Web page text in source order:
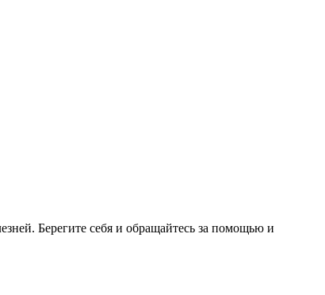
Берегите себя и обращайтесь за помощью и